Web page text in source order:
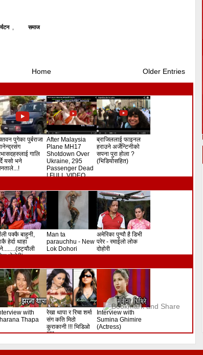
समाज
Older Entries
Home
पुगेका पुर्बराजा
गालि
यसो भने
After Malaysia
Plane MH17
Shotdown Over
Ukraine, 295
Passenger Dead
! FULL VIDEO
ब्राजिललाई फाइनल
हराउने अर्जेन्टिनीको
सपना पुरा होला ?
(भिडियोसहित)
पक्कै बाहुनी,
हेर्दा थाहा
दोहोरी)
Man ta
parauchhu - New
Lok Dohori
अमेरिका पुग्यौ है डिभी
परेर - रमाईलो लोक
दोहोरी
with
Thapa
रेखा थापा र रिचा शर्मा
संग कति मिठो
कुराकानी !!! भिडिओ
!!!!!
Interview with
Sumina Ghimire
(Actress)